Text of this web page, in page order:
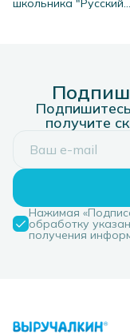
школьника "Русский
получите
Нажимая
обработку
получения